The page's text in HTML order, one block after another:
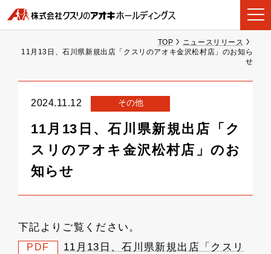
TOP
ニュースリリース
11月13日、石川県新規出店「クスリのアオキ金沢松村店」のお知ら
せ
2024.11.12 その他
11月13日、石川県新規出店「ク
スリのアオキ金沢松村店」のお
知らせ
下記よりご覧ください。
PDF
11月13日、石川県新規出店「クスリ